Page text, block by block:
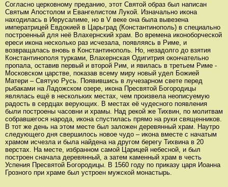
Согласно церковному преданию, этот Святой образ был написан
Святым Апостолом и Евангелистом Лукой. Изначально икона
находилась в Иерусалиме, но в V веке она была вывезена
императрицей Евдокией в Царьград (Константинополь) в специально
построенный для неё Влахернский храм. Во времена иконоборческой
ереси икона несколько раз исчезала, появляясь в Риме, и
возвращалась вновь в Константинополь. Но, незадолго до взятия
Константинополя турками, Влахернская Одигитрия окончательно
пропала, оставив первый и второй Рим, и явилась в третьем Риме -
Московском царстве, показав всему миру новый удел Божией
Матери – Святую Русь. Появившись в лучезарном свете перед
рыбаками на Ладожском озере, икона Пресвятой Богородицы
являлась ещё в нескольких местах, чем произвела неописуемую
радость в сердцах верующих. В местах её чудесного появления
были построены часовни и храмы. Над рекой же Тихвин, по молитвам
собравшегося народа, икона спустилась прямо на руки священников.
В тот же день на этом месте был заложен деревянный храм. Наутро
следующего дня свершилось новое чудо – икона вместе с начатым
храмом исчезла и была найдена на другом берегу Тихвина в 20
верстах. На месте, избранном самой Царицей небесной, и был
построен сначала деревянный, а затем каменный храм в честь
Успения Пресвятой Богородицы. В 1560 году по приказу царя Иоанна
Грозного при храме был устроен мужской монастырь.